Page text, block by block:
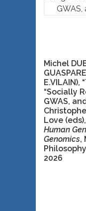
Michel
“Socially
GWAS,
Love (eds),
Human
Genomics,
2026